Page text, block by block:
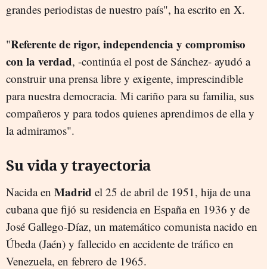
grandes periodistas de nuestro país", ha escrito en X.
"Referente de rigor, independencia y compromiso
con la verdad, -continúa el post de Sánchez- ayudó a
construir una prensa libre y exigente, imprescindible
para nuestra democracia. Mi cariño para su familia, sus
compañeros y para todos quienes aprendimos de ella y
la admiramos".
Su vida y trayectoria
Nacida en Madrid el 25 de abril de 1951, hija de una
cubana que fijó su residencia en España en 1936 y de
José Gallego-Díaz, un matemático comunista nacido en
Úbeda (Jaén) y fallecido en accidente de tráfico en
Venezuela, en febrero de 1965.